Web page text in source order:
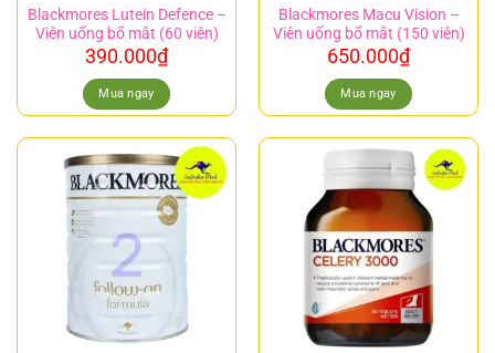
Blackmores Lutein Defence –
Viên uống bổ mắt (60 viên)
390.000₫
Mua ngay
Blackmores Macu Vision –
Viên uống bổ mắt (150 viên)
650.000₫
Mua ngay